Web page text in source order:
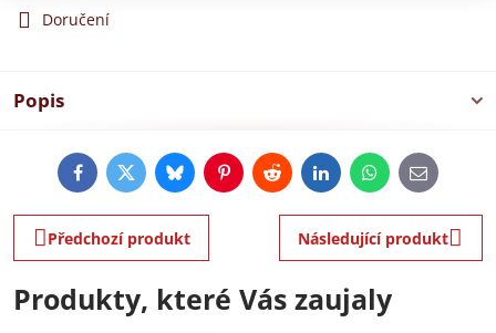
Doručení
Popis
FacebookTwitterBlueskyPinterestRedditLinkedInWhatsApp
E-
mail
Předchozí produkt Následující produkt
Produkty, které Vás zaujaly